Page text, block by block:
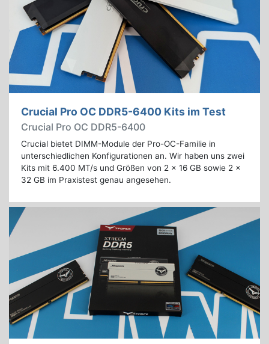
Crucial Pro OC DDR5-6400 Kits im Test
Crucial Pro OC DDR5-6400
Crucial bietet DIMM-Module der Pro-OC-Familie in
unterschiedlichen Konfigurationen an. Wir haben uns zwei
Kits mit 6.400 MT/s und Größen von 2 x 16 GB sowie 2 x
32 GB im Praxistest genau angesehen.